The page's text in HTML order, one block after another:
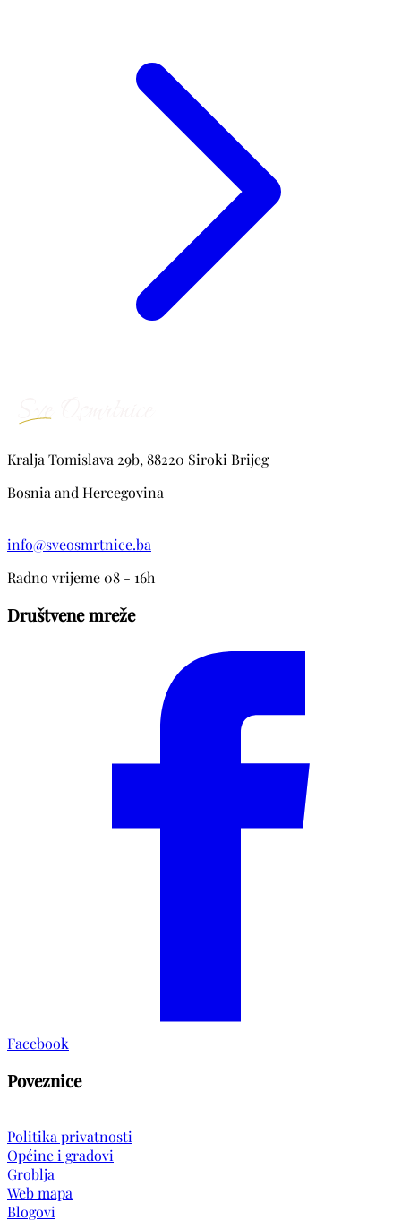
Kralja Tomislava 29b, 88220 Siroki Brijeg
Bosnia and Hercegovina
info@sveosmrtnice.ba
Radno vrijeme 08 - 16h
Društvene mreže
Facebook
Poveznice
Politika privatnosti
Općine i gradovi
Groblja
Web mapa
Blogovi